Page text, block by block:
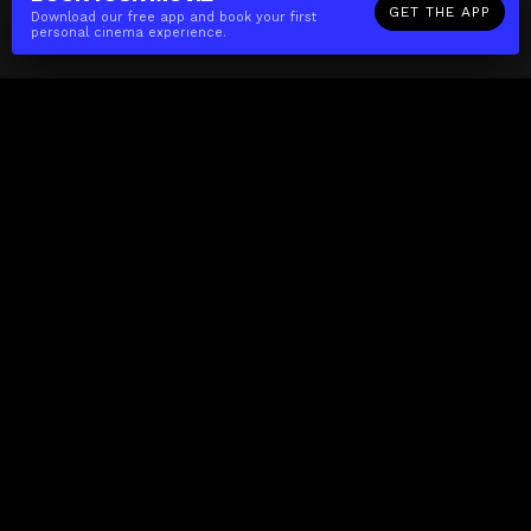
Download our free app and book your first
personal cinema experience.
GET THE APP